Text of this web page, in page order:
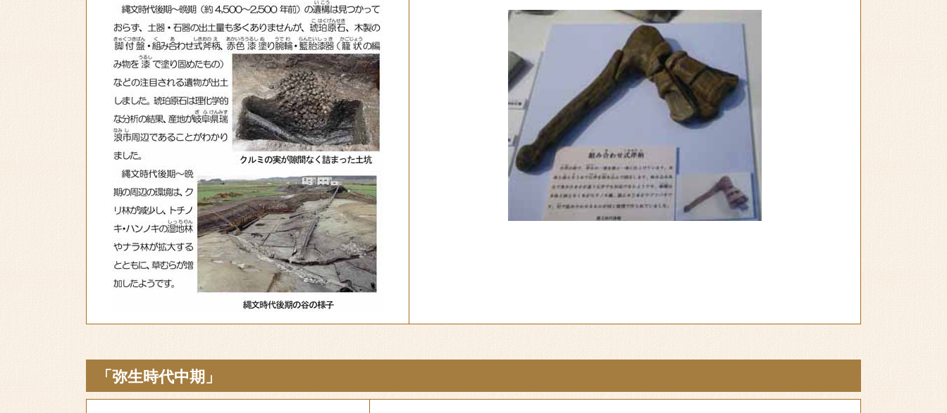
「弥生時代中期」